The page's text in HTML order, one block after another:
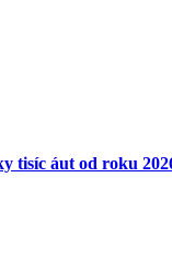
tisíc áut od roku